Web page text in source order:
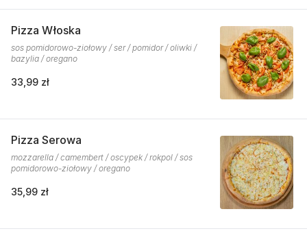
Pizza Włoska
sos pomidorowo-ziołowy / ser / pomidor / oliwki /
bazylia / oregano
33,99 zł
Pizza Serowa
mozzarella / camembert / oscypek / rokpol / sos
pomidorowo-ziołowy / oregano
35,99 zł